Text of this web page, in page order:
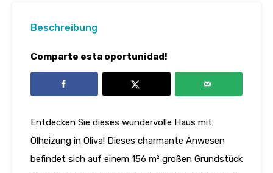
Beschreibung
Comparte esta oportunidad!
Entdecken Sie dieses wundervolle Haus mit
Ölheizung in Oliva! Dieses charmante Anwesen
befindet sich auf einem 156 m² großen Grundstück